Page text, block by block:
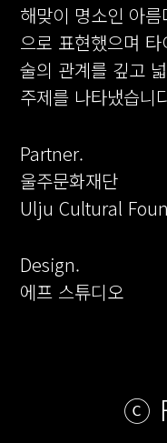
해맞이 명소인 아
으로 표현했으며
술의 관계를 깊고
주제를 나타냈습니
Partner.
울주문화재단
Ulju Cultural
Design.
에프 스튜디오
ⓒ